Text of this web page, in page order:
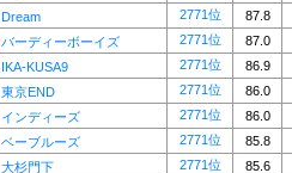
Dream 2771位
87.8
バーディーボーイズ 2771位
87.0
IKA-KUSA9 2771位
86.9
東京END 2771位
86.0
インディーズ 2771位
86.0
ベーブルーズ 2771位
85.8
大杉門下 2771位
85.6